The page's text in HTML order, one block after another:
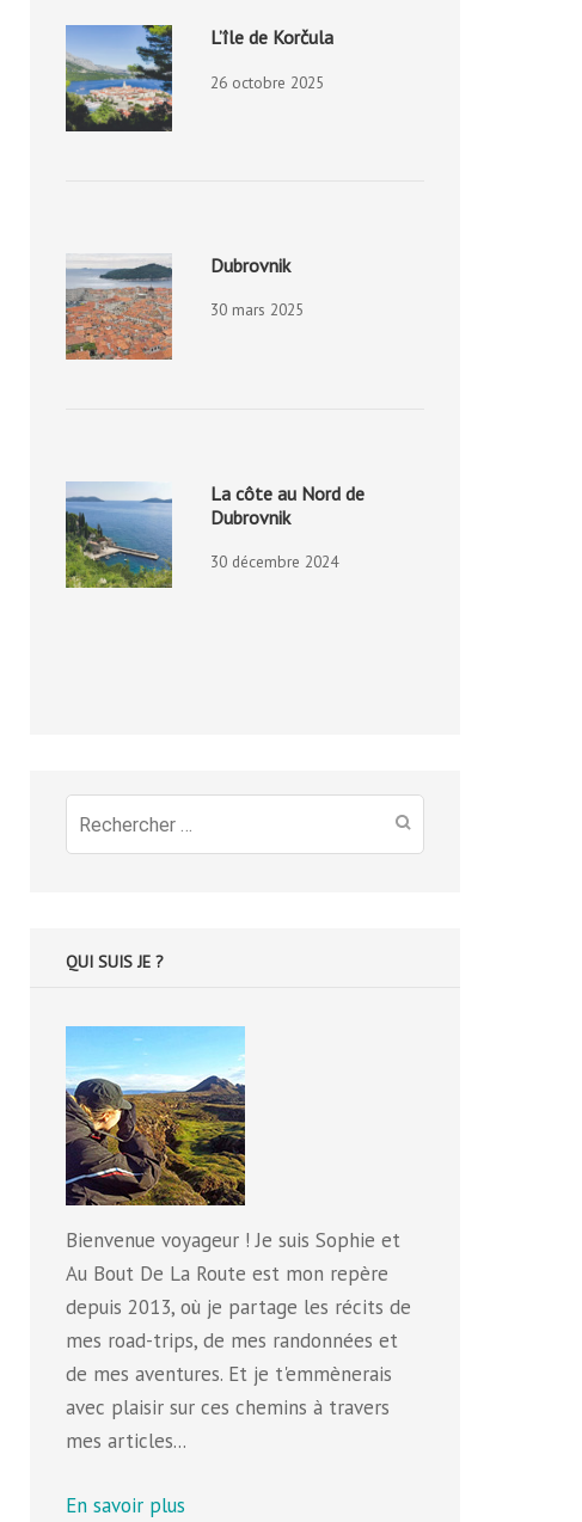
L’île de Korčula
26 octobre 2025
Dubrovnik
30 mars 2025
La côte au Nord de
Dubrovnik
30 décembre 2024
Recherche
pour
QUI SUIS JE ?
Bienvenue voyageur ! Je suis Sophie et
Au Bout De La Route est mon repère
depuis 2013, où je partage les récits de
mes road-trips, de mes randonnées et
de mes aventures. Et je t'emmènerais
avec plaisir sur ces chemins à travers
mes articles...
En savoir plus